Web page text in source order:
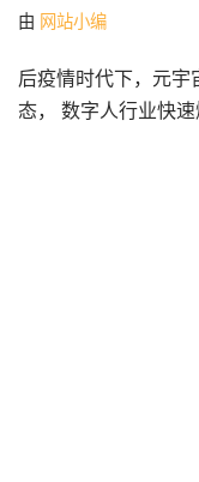
由 网站小编
后疫情时代下，元宇
态， 数字人行业快